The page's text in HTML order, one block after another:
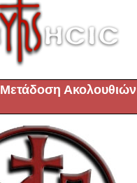
Μετάδοση Ακολουθιών